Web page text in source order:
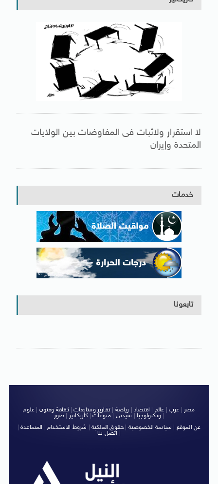
لا استقرار ولاثبات فى المفاوضات بين الولايات
المتحدة وإيران
خدمات
تابعونا
مصر عرب عالم اقتصاد رياضة |تقارير ومتابعات|ثقافة وفنون
علوم
وتكنولوجيا| سيدتى منوعات كاريكاتير صور
|
عن الموقع
سياسة الخصوصية حقوق الملكية شروط الاستخدام| المساعدة|
اتصل بنا